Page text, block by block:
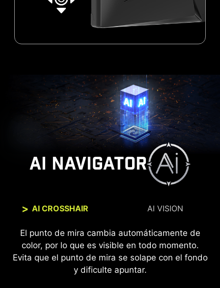
AI NAVIGATOR
AI CROSSHAIR AI VISION
El punto de mira cambia automáticamente de
color, por lo que es visible en todo momento.
Evita que el punto de mira se solape con el fondo
y dificulte apuntar.
La nueva tecnología AI Vision no solo puede
revelar detalles en zonas oscuras sino también
mejorar el brillo general y saturar los colores,
aportando brillo a tu día.